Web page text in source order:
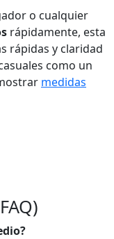
o cualquier
rápidamente, esta
rápidas y claridad
como un
medidas